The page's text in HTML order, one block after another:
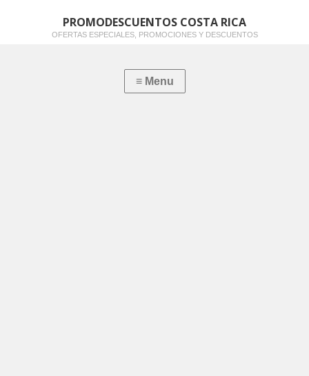
PROMODESCUENTOS COSTA RICA
OFERTAS ESPECIALES, PROMOCIONES Y DESCUENTOS